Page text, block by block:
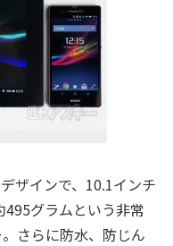
ザインで、10.1インチ
495グラムという非常
さらに防水、防じん